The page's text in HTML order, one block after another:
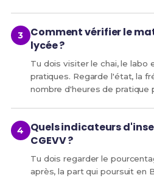
Comment vérifier le
lycée ?
Tu dois visiter le chai, le labo
pratiques. Regarde l'état, la
nombre d'heures de pratique
Quels indicateurs
CGEVV ?
Tu dois regarder le
après, la part qui poursuit en